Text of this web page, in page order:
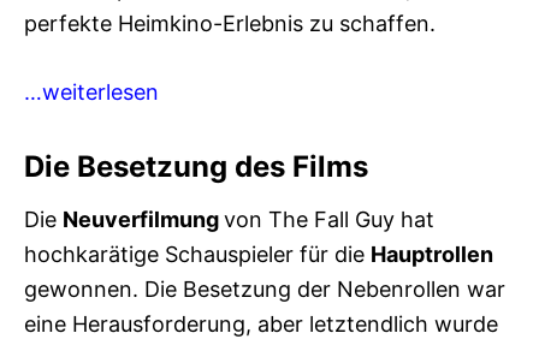
perfekte Heimkino-Erlebnis zu schaffen.
…weiterlesen
Die Besetzung des Films
Die Neuverfilmungvon The Fall Guy hat
hochkarätige Schauspieler für die Hauptrollen
gewonnen. Die Besetzung der Nebenrollen war
eine Herausforderung, aber letztendlich wurde